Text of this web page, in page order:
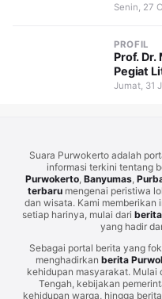
Senin, 27
PROFIL
Prof. Dr.
Pegiat
Jumat, 31
Suara Purwokerto adalah
informasi terkini tentang
Purwokerto, Banyumas,
terbarumengenai peristiwa
dan wisata. Kami
setiap harinya, mulai dari
yang hadir
Sebagai portal berita yang
menghadirkan berita
kehidupan masyarakat. Mulai
Tengah, kebijakan
kehidupan warga, hingga